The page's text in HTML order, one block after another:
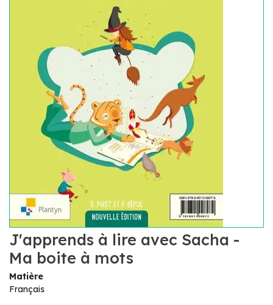
J'apprends à lire avec Sacha -
Ma boite à mots
Matière
Français